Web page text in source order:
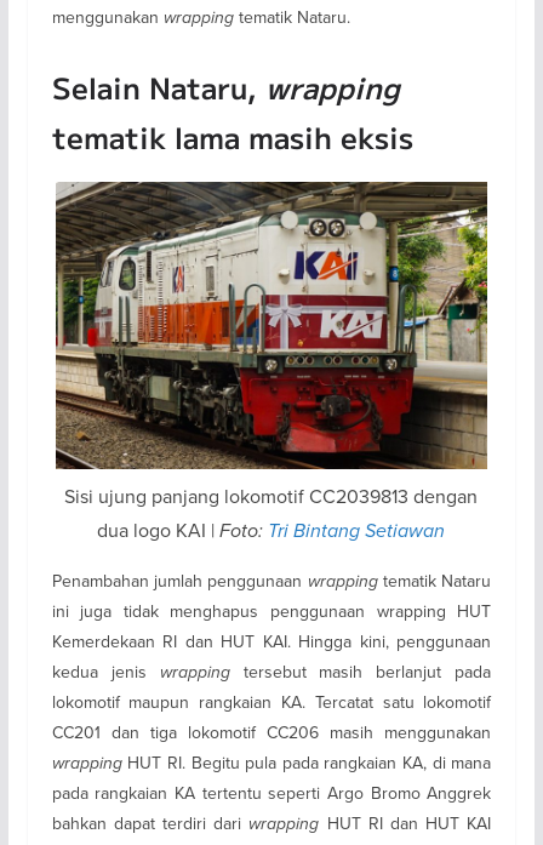
menggunakan wrappingtematik Nataru.
Selain Nataru, wrapping
tematik lama masih eksis
Sisi ujung panjang lokomotif CC2039813 dengan
dua logo KAI |Foto: Tri Bintang Setiawan
Penambahan jumlah penggunaan wrappingtematik Nataru
ini juga tidak menghapus penggunaan wrapping HUT
Kemerdekaan RI dan HUT KAI. Hingga kini, penggunaan
kedua jenis wrappingtersebut masih berlanjut pada
lokomotif maupun rangkaian KA. Tercatat satu lokomotif
CC201 dan tiga lokomotif CC206 masih menggunakan
wrappingHUT RI. Begitu pula pada rangkaian KA, di mana
pada rangkaian KA tertentu seperti Argo Bromo Anggrek
bahkan dapat terdiri dari wrapping HUT RI dan HUT KAI